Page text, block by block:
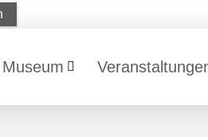
Museum